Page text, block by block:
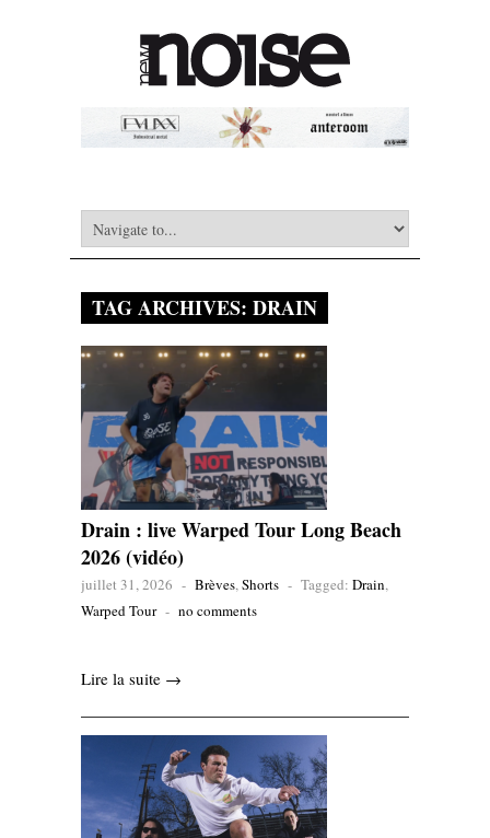
TAG ARCHIVES: DRAIN
Drain : live Warped Tour Long Beach
2026 (vidéo)
juillet 31, 2026 - Brèves,Shorts - Tagged: Drain,
Warped Tour - no comments
Lire la suite →